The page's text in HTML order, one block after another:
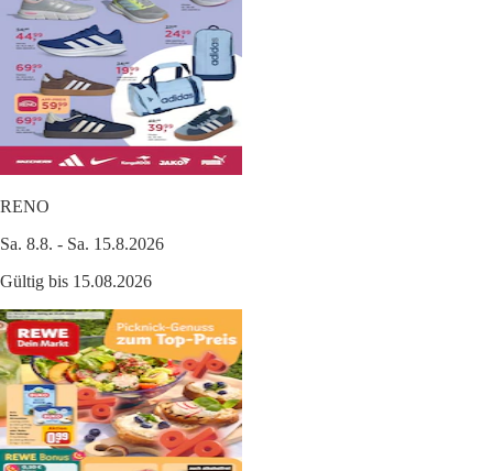
RENO
Sa. 8.8. - Sa. 15.8.2026
Gültig bis 15.08.2026